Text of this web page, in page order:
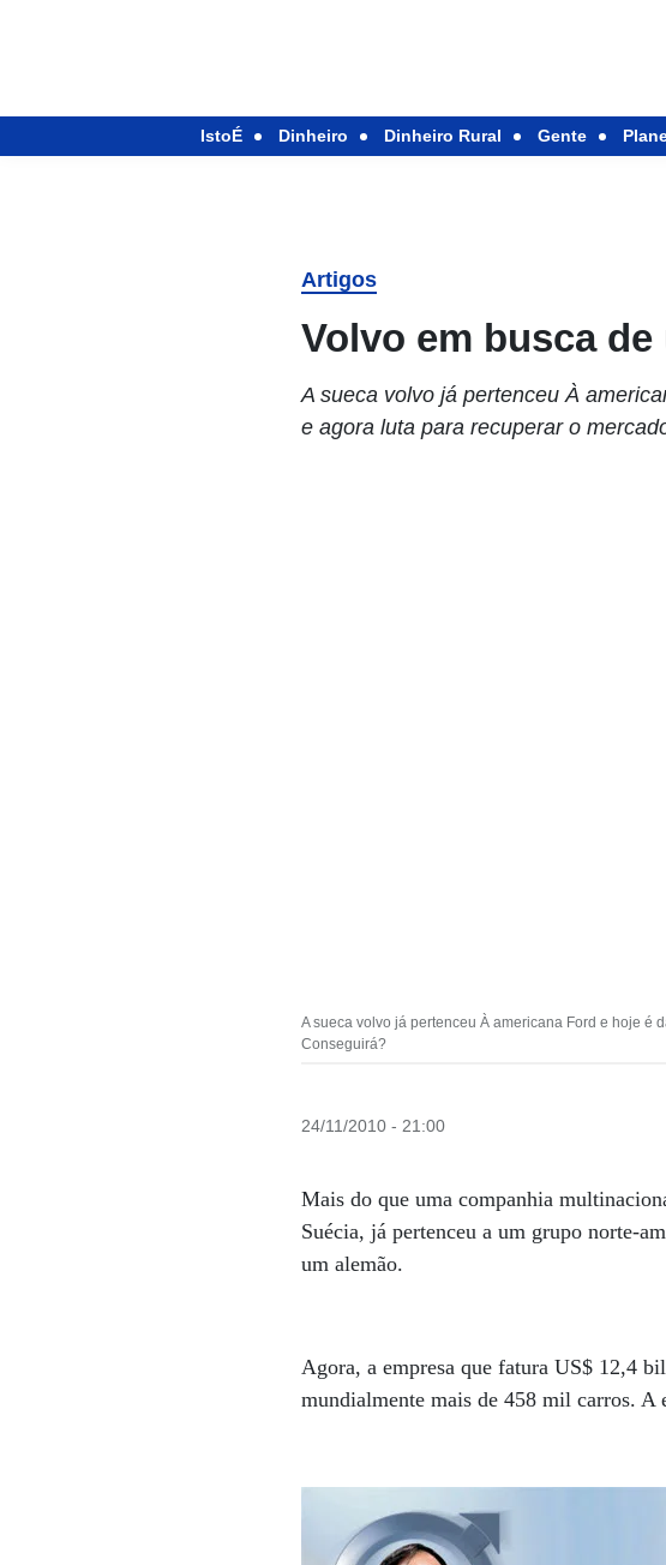
IstoÉ Dinheiro Dinheiro Rural Gente
Artigos
Volvo em busca
A sueca volvo já pertenceu À
e agora luta para recuperar o
A sueca volvo já pertenceu À americana Ford e hoje é
Conseguirá?
24/11/2010 - 21:00
Mais do que uma companhia
Suécia, já pertenceu a um grupo norte-
um alemão.
Agora, a empresa que fatura US$ 12,4
mundialmente mais de 458 mil carros. A